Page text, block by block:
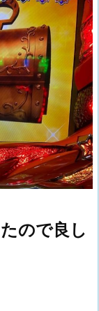
ので良し